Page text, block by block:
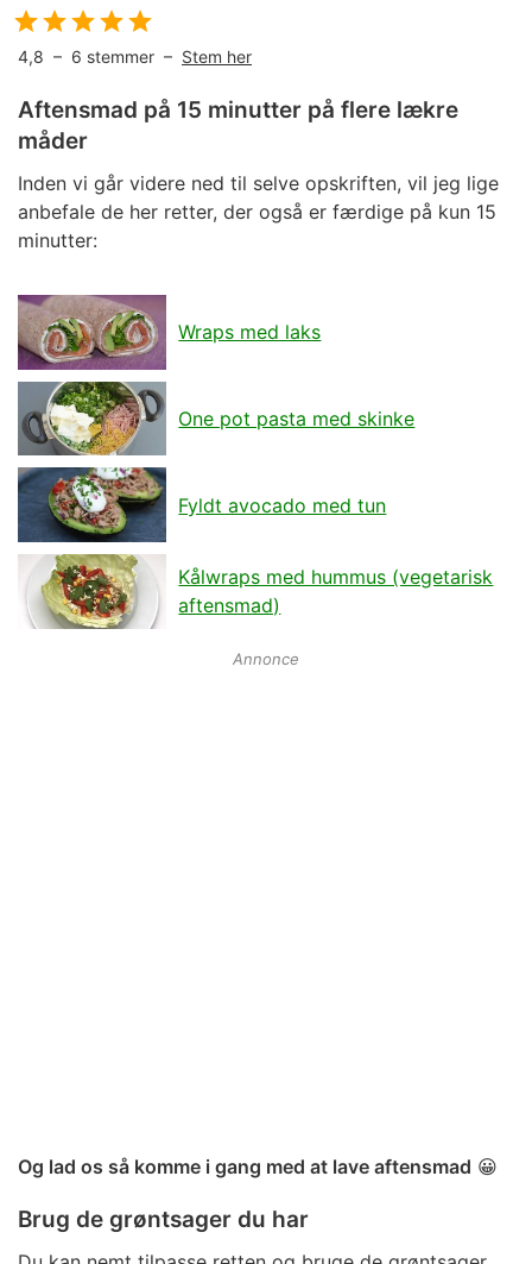
4,8 – 6 stemmer – Stem her
Aftensmad på 15 minutter på flere lækre
måder
Inden vi går videre ned til selve opskriften, vil jeg lige
anbefale de her retter, der også er færdige på kun 15
minutter:
Wraps med laks
One pot pasta med skinke
Fyldt avocado med tun
Kålwraps med hummus (vegetarisk
aftensmad)
Annonce
Og lad os så komme i gang med at lave aftensmad 😀
Brug de grøntsager du har